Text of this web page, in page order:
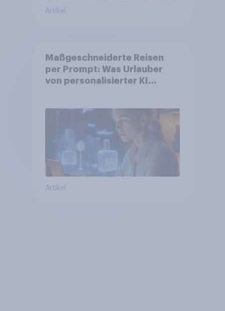
Artikel
Maßgeschneiderte Reisen
per Prompt: Was Urlauber
von personalisierter KI
bereits genutzt werden
Artikel